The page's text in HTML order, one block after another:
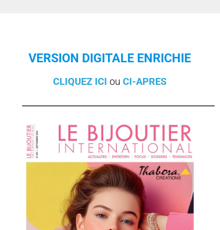
VERSION DIGITALE ENRICHIE
CLIQUEZ ICI ouCI-APRES